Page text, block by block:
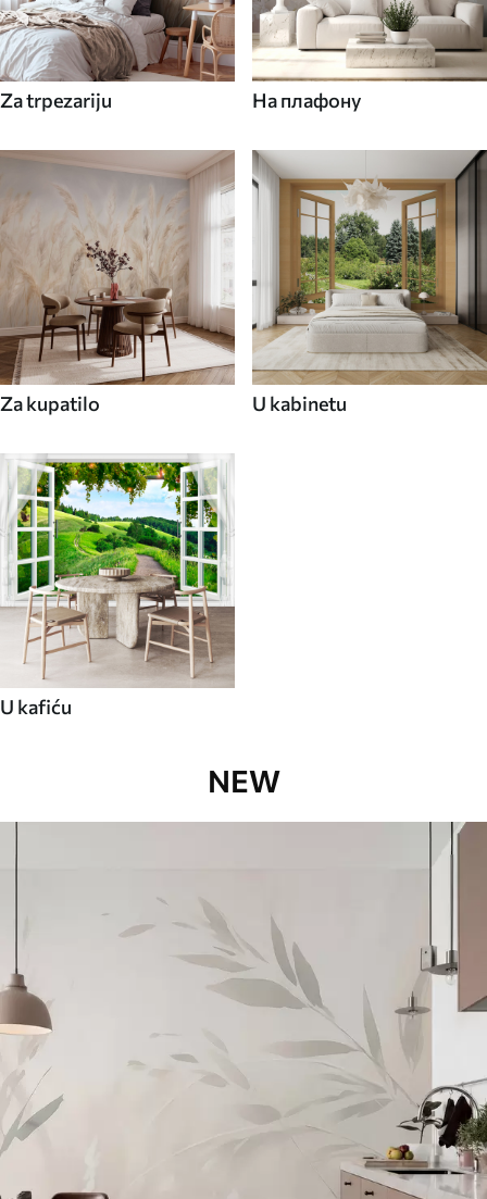
Za trpezariju На плафону
Za kupatilo U kabinetu
U kafiću
NEW